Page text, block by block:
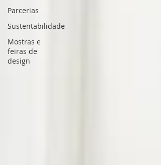
Parcerias
Sustentabilidade
Mostras e
feiras de
design